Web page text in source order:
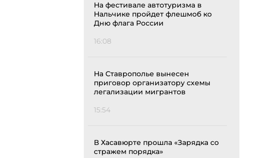
На фестивале автотуризма в
Нальчике пройдет флешмоб ко
Дню флага России
16:08
На Ставрополье вынесен
приговор организатору схемы
легализации мигрантов
15:54
В Хасавюрте прошла «Зарядка со
стражем порядка»